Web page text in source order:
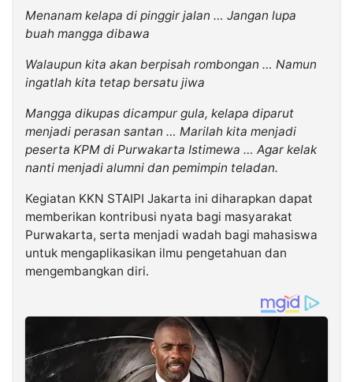
Menanam kelapa di pinggir jalan … Jangan lupa
buah mangga dibawa
Walaupun kita akan berpisah rombongan … Namun
ingatlah kita tetap bersatu jiwa
Mangga dikupas dicampur gula, kelapa diparut
menjadi perasan santan … Marilah kita menjadi
peserta KPM di Purwakarta Istimewa … Agar kelak
nanti menjadi alumni dan pemimpin teladan.
Kegiatan KKN STAIPI Jakarta ini diharapkan dapat
memberikan kontribusi nyata bagi masyarakat
Purwakarta, serta menjadi wadah bagi mahasiswa
untuk mengaplikasikan ilmu pengetahuan dan
mengembangkan diri.